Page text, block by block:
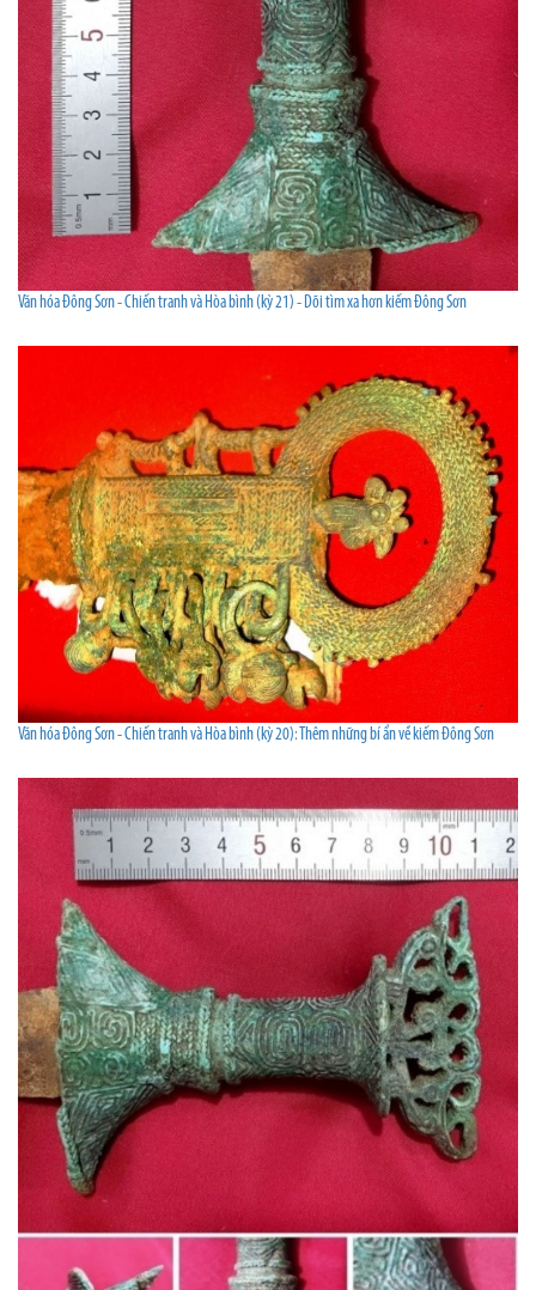
Văn hóa Đông Sơn - Chiến tranh và Hòa bình (kỳ 21) - Dõi tìm xa hơn kiếm Đông Sơn
Văn hóa Đông Sơn - Chiến tranh và Hòa bình (kỳ 20): Thêm những bí ẩn về kiếm Đông Sơn